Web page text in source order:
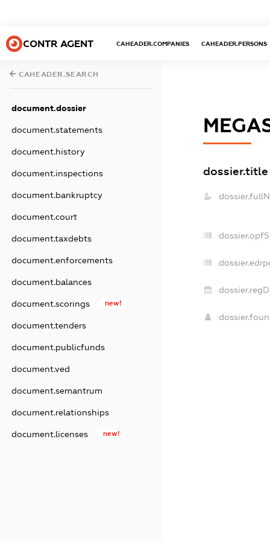
CONTR AGENT CAHEADER.COMPANIES CAHEADER.PERSONS
CAHEADER.SEARCH
document.dossier
document.statements
document.history
document.inspections
document.bankruptcy
document.court
document.taxdebts
document.enforcements
document.balances
document.scorings new!
document.tenders
document.publicfunds
document.ved
document.semantrum
document.relationships
document.licenses new!
dossier.title